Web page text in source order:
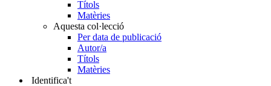
Títols
Matèries
Aquesta col·lecció
Per data de publicació
Autor/a
Títols
Matèries
Identifica't